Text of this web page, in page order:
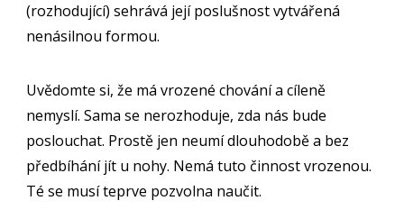
(rozhodující) sehrává její poslušnost vytvářená
nenásilnou formou.
Uvědomte si, že má vrozené chování a cíleně
nemyslí. Sama se nerozhoduje, zda nás bude
poslouchat. Prostě jen neumí dlouhodobě a bez
předbíhání jít u nohy. Nemá tuto činnost vrozenou.
Té se musí teprve pozvolna naučit.